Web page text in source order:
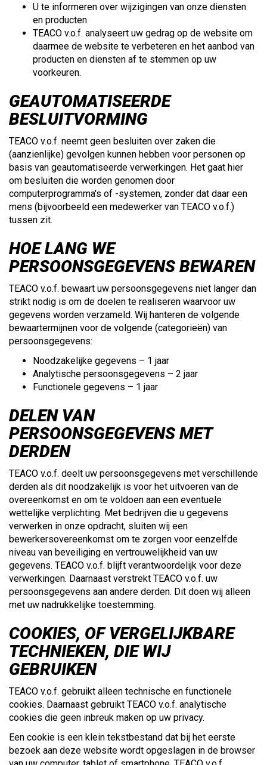
U te informeren over wijzigingen van onze diensten
en producten
TEACO v.o.f. analyseert uw gedrag op de website om
daarmee de website te verbeteren en het aanbod van
producten en diensten af te stemmen op uw
voorkeuren.
GEAUTOMATISEERDE
BESLUITVORMING
TEACO v.o.f. neemt geen besluiten over zaken die
(aanzienlijke) gevolgen kunnen hebben voor personen op
basis van geautomatiseerde verwerkingen. Het gaat hier
om besluiten die worden genomen door
computerprogramma's of -systemen, zonder dat daar een
mens (bijvoorbeeld een medewerker van TEACO v.o.f.)
tussen zit.
HOE LANG WE
PERSOONSGEGEVENS BEWAREN
TEACO v.o.f. bewaart uw persoonsgegevens niet langer dan
strikt nodig is om de doelen te realiseren waarvoor uw
gegevens worden verzameld. Wij hanteren de volgende
bewaartermijnen voor de volgende (categorieën) van
persoonsgegevens:
Noodzakelijke gegevens – 1 jaar
Analytische persoonsgegevens – 2 jaar
Functionele gegevens – 1 jaar
DELEN VAN
PERSOONSGEGEVENS MET
DERDEN
TEACO v.o.f. deelt uw persoonsgegevens met verschillende
derden als dit noodzakelijk is voor het uitvoeren van de
overeenkomst en om te voldoen aan een eventuele
wettelijke verplichting. Met bedrijven die u gegevens
verwerken in onze opdracht, sluiten wij een
bewerkersovereenkomst om te zorgen voor eenzelfde
niveau van beveiliging en vertrouwelijkheid van uw
gegevens. TEACO v.o.f. blijft verantwoordelijk voor deze
verwerkingen. Daarnaast verstrekt TEACO v.o.f. uw
persoonsgegevens aan andere derden. Dit doen wij alleen
met uw nadrukkelijke toestemming.
COOKIES, OF VERGELIJKBARE
TECHNIEKEN, DIE WIJ
GEBRUIKEN
TEACO v.o.f. gebruikt alleen technische en functionele
cookies. Daarnaast gebruikt TEACO v.o.f. analytische
cookies die geen inbreuk maken op uw privacy.
Een cookie is een klein tekstbestand dat bij het eerste
bezoek aan deze website wordt opgeslagen in de browser